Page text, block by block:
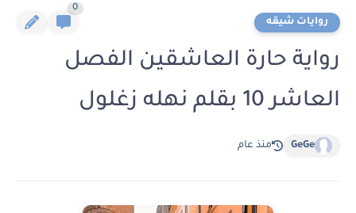
روايات شيقه
0
رواية حارة العاشقين الفصل
العاشر 10 بقلم نهله زغلول
GeGe منذ عام